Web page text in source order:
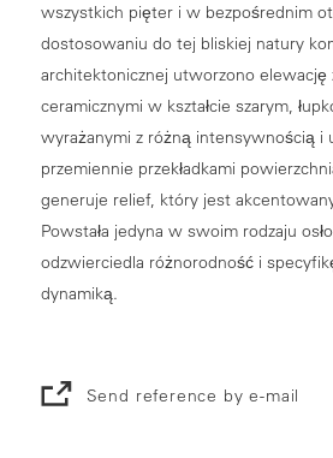
wszystkich pięter i w bezpośrednim
dostosowaniu do tej bliskiej natury
architektonicznej utworzono elewację
ceramicznymi w kształcie szarym,
wyrażanymi z różną intensywnością i
przemiennie przekładkami
generuje relief, który jest
Powstała jedyna w swoim rodzaju
odzwierciedla różnorodność i
dynamiką.
Send reference by e-mail